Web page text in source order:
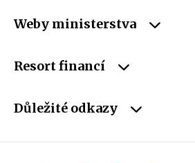
Weby ministerstva
Resort financí
Důležité odkazy